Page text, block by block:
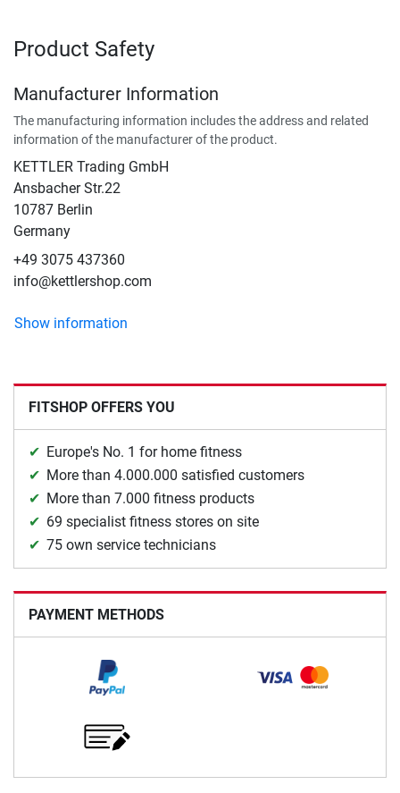
Product Safety
Manufacturer Information
The manufacturing information includes the address and related
information of the manufacturer of the product.
KETTLER Trading GmbH
Ansbacher Str.22
10787 Berlin
Germany
+49 3075 437360
info@kettlershop.com
Show information
FITSHOP OFFERS YOU
Europe's No. 1 for home fitness
More than 4.000.000 satisfied customers
More than 7.000 fitness products
69 specialist fitness stores on site
75 own service technicians
PAYMENT METHODS